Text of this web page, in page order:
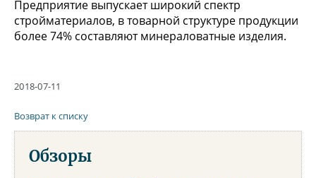
Предприятие выпускает широкий спектр
стройматериалов, в товарной структуре продукции
более 74% составляют минераловатные изделия.
2018-07-11
Возврат к списку
Обзоры